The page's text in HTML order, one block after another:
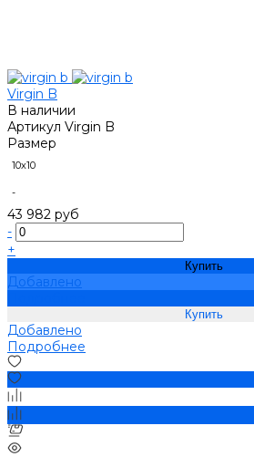
Virgin B
В наличии
Артикул Virgin B
Размер
10х10
-
43 982 руб
-
+
Купить
Добавлено
Добавлено
Подробнее